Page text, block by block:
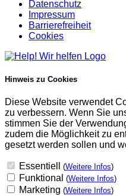
Datenschutz
Impressum
Barrierefreiheit
Cookies
Hinweis zu Cookies
Diese Website verwendet
zu verbessern. Wenn Sie
stimmen Sie der
zudem die Möglichkeit zu
gesetzt werden sollen und
Essentiell (Weitere Infos)
Funktional (Weitere Infos)
Marketing (Weitere Infos)